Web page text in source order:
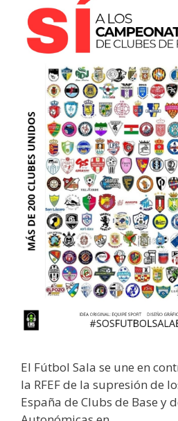
El Fútbol Sala se une en
la RFEF de la supresión de
España de Clubs de Base y